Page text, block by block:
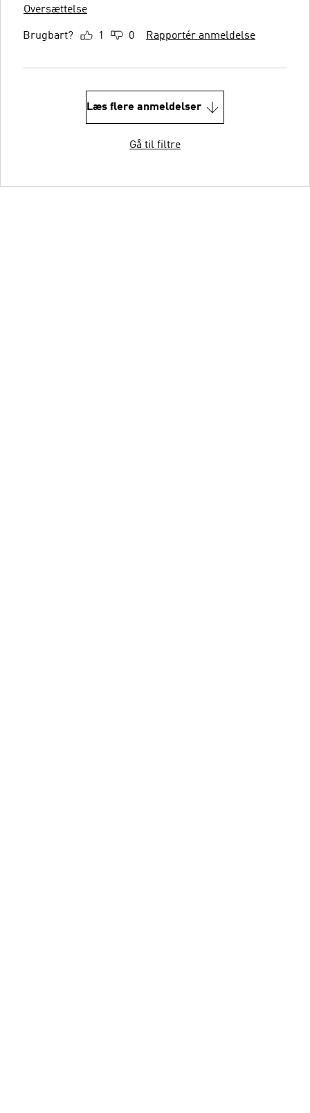
Oversættelse
Brugbart? 1 0 Rapportér anmeldelse
Læs flere anmeldelser
Gå til filtre